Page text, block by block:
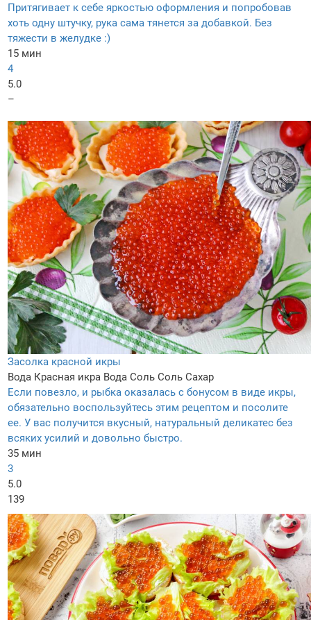
Притягивает к себе яркостью оформления и попробовав
хоть одну штучку, рука сама тянется за добавкой. Без
тяжести в желудке :)
15 мин
4
5.0
–
Засолка красной икры
Вода Красная икра Вода Соль Соль Сахар
Если повезло, и рыбка оказалась с бонусом в виде икры,
обязательно воспользуйтесь этим рецептом и посолите
ее. У вас получится вкусный, натуральный деликатес без
всяких усилий и довольно быстро.
35 мин
3
5.0
139